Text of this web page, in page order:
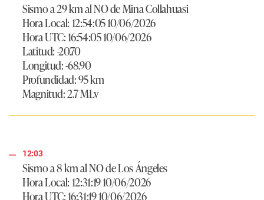
Sismo a 29 km al NO de Mina Collahuasi
Hora Local: 12:54:05 10/06/2026
Hora UTC: 16:54:05 10/06/2026
Latitud: -20.70
Longitud: -68.90
Profundidad: 95 km
Magnitud: 2.7 MLv
12:03
Sismo a 8 km al NO de Los Ángeles
Hora Local: 12:31:19 10/06/2026
Hora UTC: 16:31:19 10/06/2026